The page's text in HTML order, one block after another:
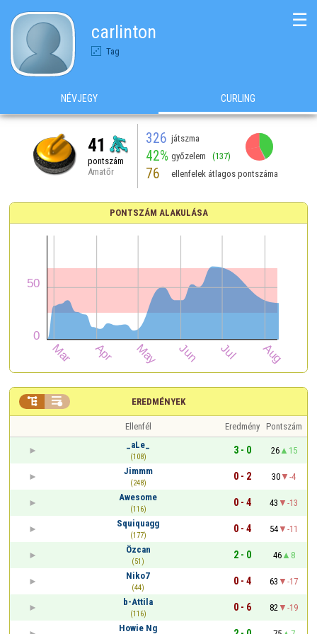
carlinton
Tag
☰
NÉVJEGY CURLING
41
pontszám
Amatőr
326 játszma
42% győzelem (137)
76 ellenfelek átlagos pontszáma
PONTSZÁM ALAKULÁSA
EREDMÉNYEK
 
Ellenfél Eredmény Pontszám
_aLe_
(108)
3 - 0 26
15
Jimmm
(248)
0 - 2 30
-4
Awesome
(116)
0 - 4 43
-13
Squiquagg
(177)
0 - 4 54
-11
Özcan
(51)
2 - 0 46
8
Niko7
(44)
0 - 4 63
-17
b-Attila
(116)
0 - 6 82
-19
Howie Ng